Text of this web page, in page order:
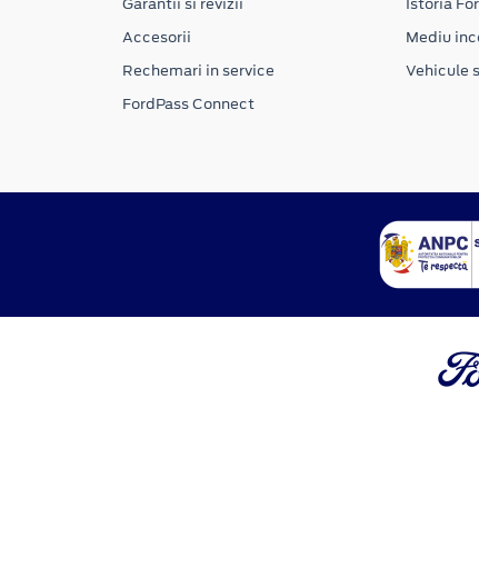
Garantii si revizii
Accesorii
Rechemari in service
FordPass Connect
Istoria
Mediu
Vehicule